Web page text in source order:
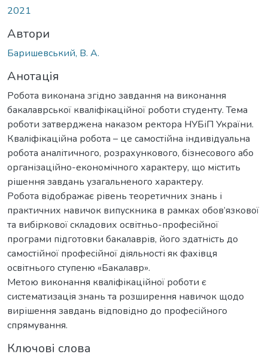
2021
Автори
Баришевський, В. А.
Анотація
Робота виконана згідно завдання на виконання
бакалаврської кваліфікаційної роботи студенту. Тема
роботи затверджена наказом ректора НУБіП України.
Кваліфікаційна робота – це самостійна індивідуальна
робота аналітичного, розрахункового, бізнесового або
організаційно-економічного характеру, що містить
рішення завдань узагальненого характеру.
Робота відображає рівень теоретичних знань і
практичних навичок випускника в рамках обов’язкової
та вибіркової складових освітньо-професійної
програми підготовки бакалаврів, його здатність до
самостійної професійної діяльності як фахівця
освітнього ступеню «Бакалавр».
Метою виконання кваліфікаційної роботи є
систематизація знань та розширення навичок щодо
вирішення завдань відповідно до професійного
спрямування.
Ключові слова